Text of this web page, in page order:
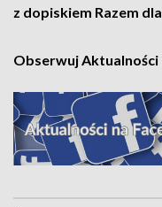
z dopiskiem Razem
Obserwuj Aktualności